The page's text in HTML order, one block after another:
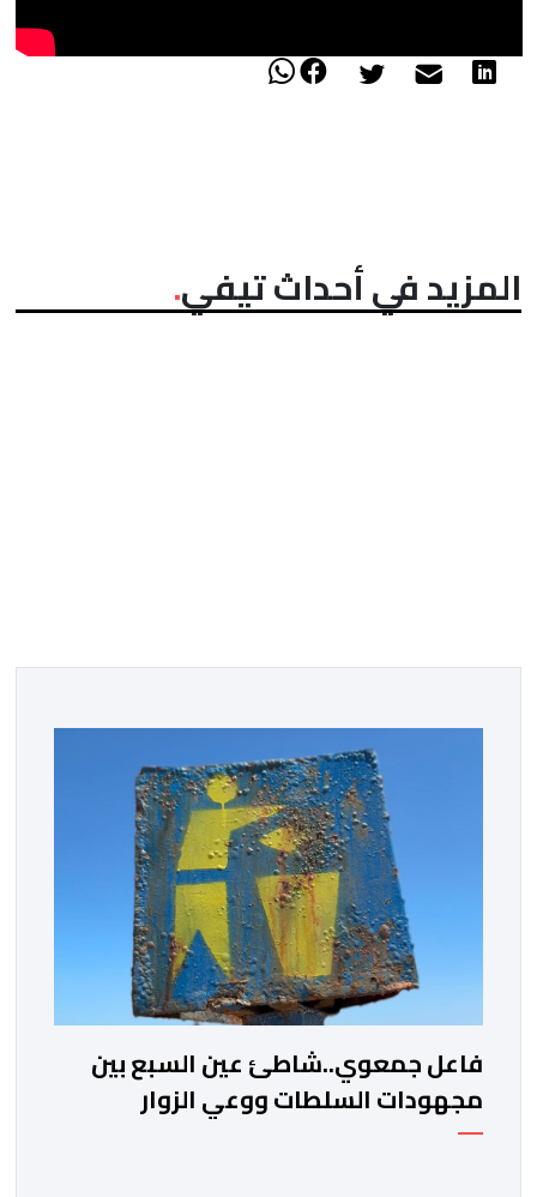
المزيد في أحداث تيفي
فاعل جمعوي..شاطئ عين السبع بين
مجهودات السلطات ووعي الزوار